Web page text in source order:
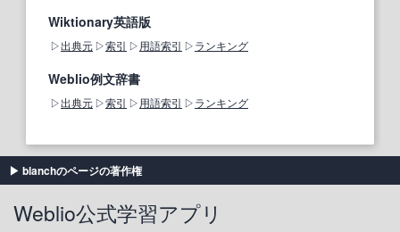
Wiktionary英語版
出典元 索引 用語索引 ランキング
Weblio例文辞書
出典元 索引 用語索引 ランキング
blanchのページの著作権
Weblio公式学習アプリ